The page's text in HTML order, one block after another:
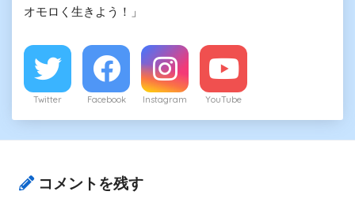
オモロく生きよう！」
Twitter Facebook Instagram YouTube
コメントを残す